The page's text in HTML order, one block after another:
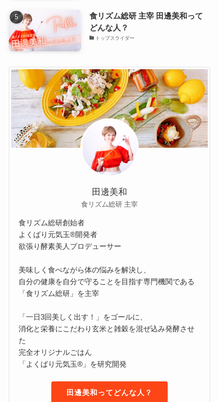
食リズム総研 主宰 田邊美和って
どんな人？
トップスライダー
田邊美和
食リズム総研 主宰
食リズム総研創始者
よくばり元気玉®開発者
欲張り酵素美人プロデューサー
美味しく食べながら体の悩みを解決し、
自分の健康を自分で守ることを目指す専門機関である
「食リズム総研」を主宰
「一日3回美しく出す！」をゴールに、
消化と栄養にこだわり玄米と雑穀を混ぜ込み発酵させ
た
完全オリジナルごはん
「よくばり元気玉®」を研究開発
田邊美和ってどんな人？